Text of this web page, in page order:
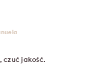
czuć jakość.